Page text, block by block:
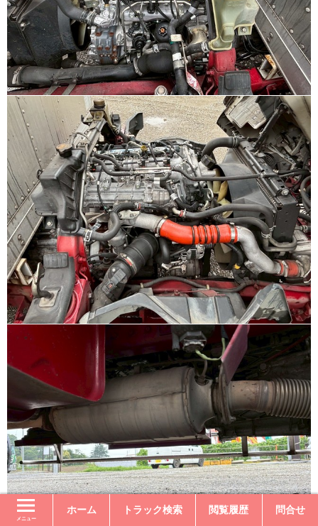
メニュー
ホーム トラック検索 閲覧履歴 問合せ